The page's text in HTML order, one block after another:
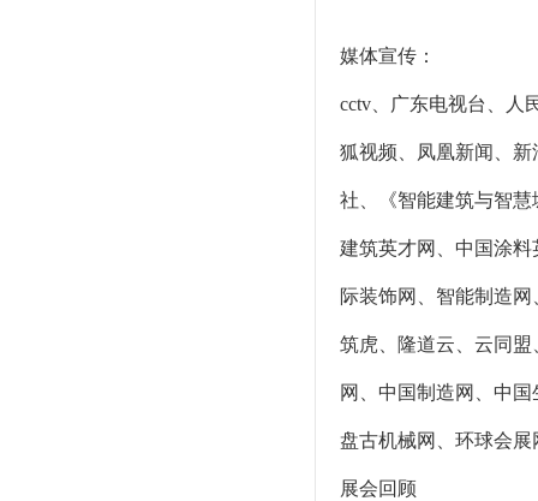
媒体宣传：
cctv、广东电视台、人
狐视频、凤凰新闻、
社、《智能建筑与智
建筑英才网、中国涂
际装饰网、智能制造
筑虎、隆道云、云同
网、中国制造网、中国
盘古机械网、环球会
展会回顾